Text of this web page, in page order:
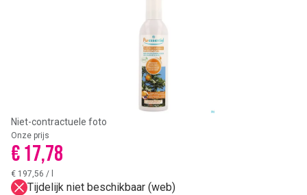
Niet-contractuele foto
Onze prijs
€ 17,78
€ 197,56 /
Tijdelijk niet beschikbaar (web)